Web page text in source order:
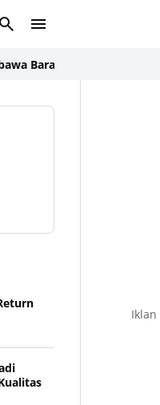
Tegaskan Komitmen
Iklan